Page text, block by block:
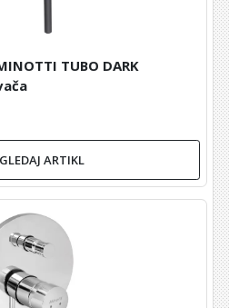
TUBO DARK
ARTIKL